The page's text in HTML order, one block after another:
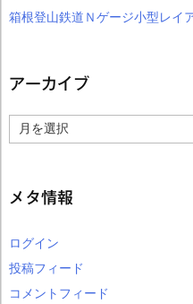
箱根登山鉄道Ｎゲージ小型レイ
アーカイブ
ー
ブ
メタ情報
ログイン
投稿フィード
コメントフィード